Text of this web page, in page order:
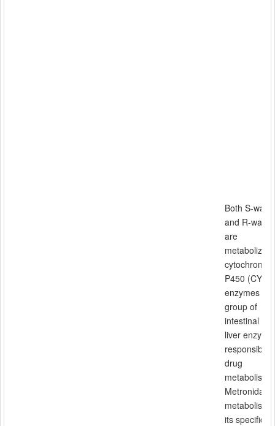
Both S-
and R-
are
metabolized
cytochrome
P450 (CYP)
enzymes (a
group of
intestinal
liver
responsible
drug
metabolism
its specific